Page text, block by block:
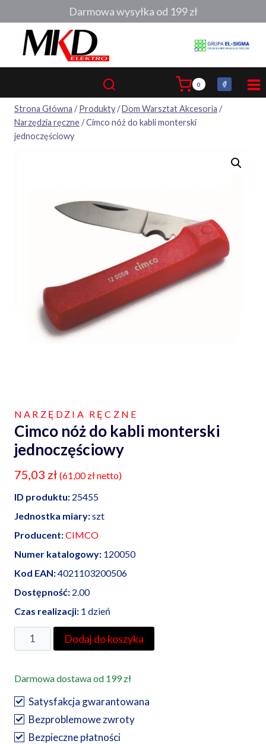
do
0
Strona Główna / Produkty/Dom Warsztat Akcesoria /
Narzędzia ręczne/Cimco nóż do kabli monterski
jednoczęściowy
NARZĘDZIA RĘCZNE
Cimco nóż do kabli monterski
jednoczęściowy
75,03 zł (61,00złnetto)
ID produktu: 25455
Jednostka miary:szt
Producent:CIMCO
Numer katalogowy: 120050
Kod EAN:4021103200506
Dostępność: 2.00
Czas realizacji: 1 dzień
ilość
Cimco
do
kabli
monterski
jednoczęściowy
Dodaj do koszyka
Darmowa dostawa od 199 zł
Satysfakcja gwarantowana
Bezproblemowe zwroty
Bezpieczne płatności
Darmowa wysyłka od 199 zł